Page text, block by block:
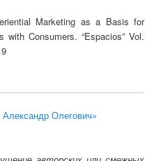
Marketing as a Basis for
with Consumers. “Espacios” Vol.
Александр Олегович»